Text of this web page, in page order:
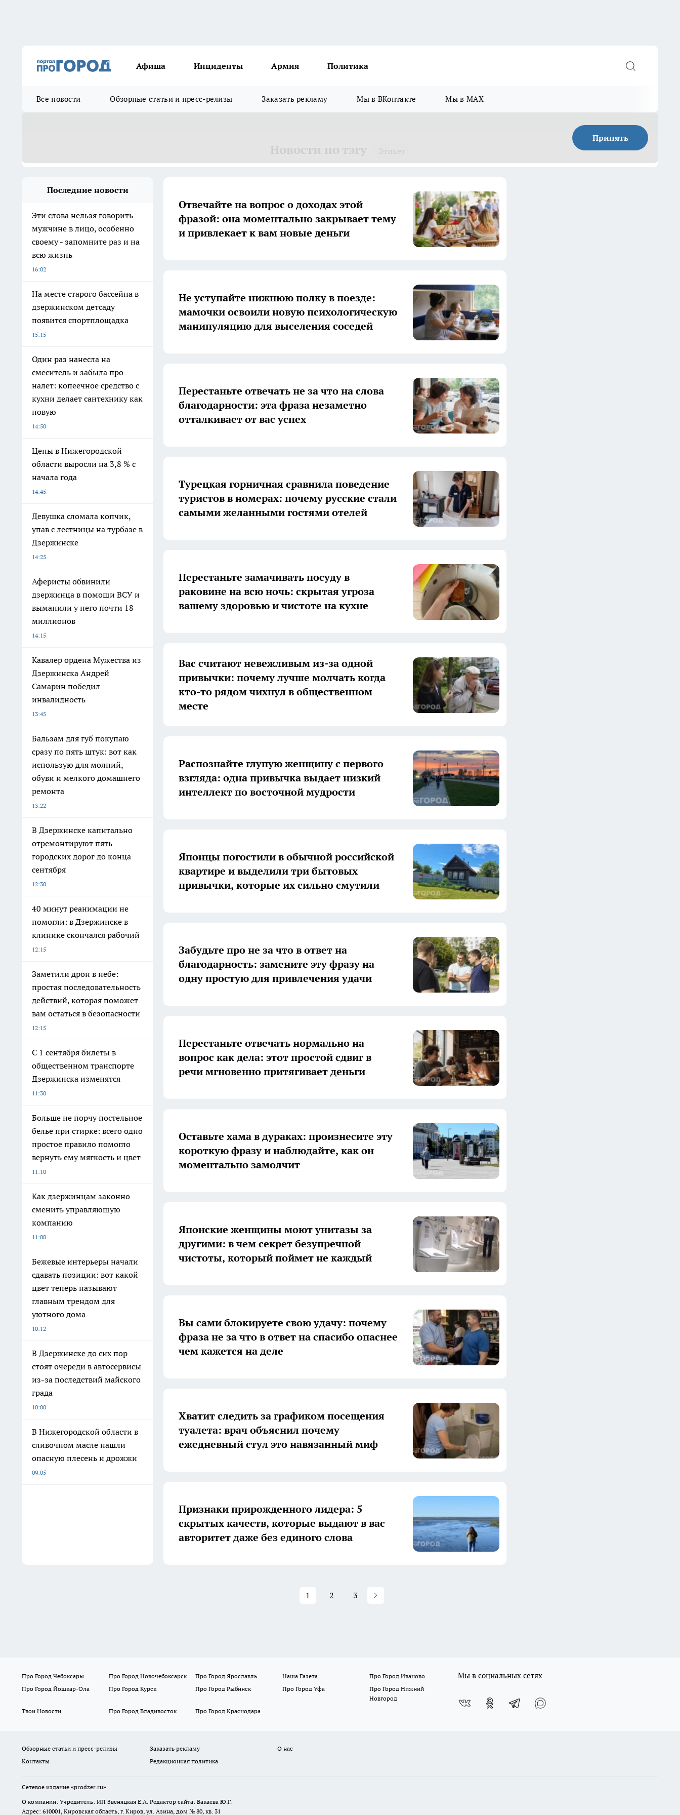
Афиша Инциденты Армия Политика
Все новости Обзорные статьи и пресс-релизы Заказать рекламу Мы в ВКонтакте Мы в MAX
Принять
Последние новости
Эти слова нельзя говорить
мужчине в лицо, особенно
своему - запомните раз и на
всю жизнь
16:02
На месте старого бассейна в
дзержинском детсаду
появится спортплощадка
15:15
Один раз нанесла на
смеситель и забыла про
налет: копеечное средство с
кухни делает сантехнику как
новую
14:50
Цены в Нижегородской
области выросли на 3,8 % с
начала года
14:45
Девушка сломала копчик,
упав с лестницы на турбазе в
Дзержинске
14:25
Аферисты обвинили
дзержинца в помощи ВСУ и
выманили у него почти 18
миллионов
14:15
Кавалер ордена Мужества из
Дзержинска Андрей
Самарин победил
инвалидность
13:45
Бальзам для губ покупаю
сразу по пять штук: вот как
использую для молний,
обуви и мелкого домашнего
ремонта
13:22
В Дзержинске капитально
отремонтируют пять
городских дорог до конца
сентября
12:30
40 минут реанимации не
помогли: в Дзержинске в
клинике скончался рабочий
12:15
Заметили дрон в небе:
простая последовательность
действий, которая поможет
вам остаться в безопасности
12:15
С 1 сентября билеты в
общественном транспорте
Дзержинска изменятся
11:30
Больше не порчу постельное
белье при стирке: всего одно
простое правило помогло
вернуть ему мягкость и цвет
11:10
Как дзержинцам законно
сменить управляющую
компанию
11:00
Бежевые интерьеры начали
сдавать позиции: вот какой
цвет теперь называют
главным трендом для
уютного дома
10:12
В Дзержинске до сих пор
стоят очереди в автосервисы
из-за последствий майского
града
10:00
В Нижегородской области в
сливочном масле нашли
опасную плесень и дрожжи
09:05
Отвечайте на вопрос о доходах этой
фразой: она моментально закрывает тему
и привлекает к вам новые деньги
Не уступайте нижнюю полку в поезде:
мамочки освоили новую психологическую
манипуляцию для выселения соседей
Перестаньте отвечать не за что на слова
благодарности: эта фраза незаметно
отталкивает от вас успех
Турецкая горничная сравнила поведение
туристов в номерах: почему русские стали
самыми желанными гостями отелей
Перестаньте замачивать посуду в
раковине на всю ночь: скрытая угроза
вашему здоровью и чистоте на кухне
Вас считают невежливым из-за одной
привычки: почему лучше молчать когда
кто-то рядом чихнул в общественном
месте
Распознайте глупую женщину с первого
взгляда: одна привычка выдает низкий
интеллект по восточной мудрости
Японцы погостили в обычной российской
квартире и выделили три бытовых
привычки, которые их сильно смутили
Забудьте про не за что в ответ на
благодарность: замените эту фразу на
одну простую для привлечения удачи
Перестаньте отвечать нормально на
вопрос как дела: этот простой сдвиг в
речи мгновенно притягивает деньги
Оставьте хама в дураках: произнесите эту
короткую фразу и наблюдайте, как он
моментально замолчит
Японские женщины моют унитазы за
другими: в чем секрет безупречной
чистоты, который поймет не каждый
Вы сами блокируете свою удачу: почему
фраза не за что в ответ на спасибо опаснее
чем кажется на деле
Хватит следить за графиком посещения
туалета: врач объяснил почему
ежедневный стул это навязанный миф
Признаки прирожденного лидера: 5
скрытых качеств, которые выдают в вас
авторитет даже без единого слова
1 2 3
Про Город Чебоксары Про Город Новочебоксарск Про Город Ярославль Наша Газета
Про Город Иваново
Про Город Йошкар-Ола
Про Город Курск Про Город Рыбинск Про Город Уфа
Про Город Нижний
Новгород
Твои Новости
Про Город Владивосток Про Город Краснодара
Мы в социальных сетях
Обзорные статьи и пресс-релизы Заказать рекламу
О нас
Контакты
Редакционная политика
Сетевое издание «prodzer.ru»
О компании: Учредитель: ИП Звеняцкая Е.А. Редактор сайта: Бакаева Ю.Г.
Адрес: 610001, Кировская область, г. Киров, ул. Азина, дом № 80, кв. 31